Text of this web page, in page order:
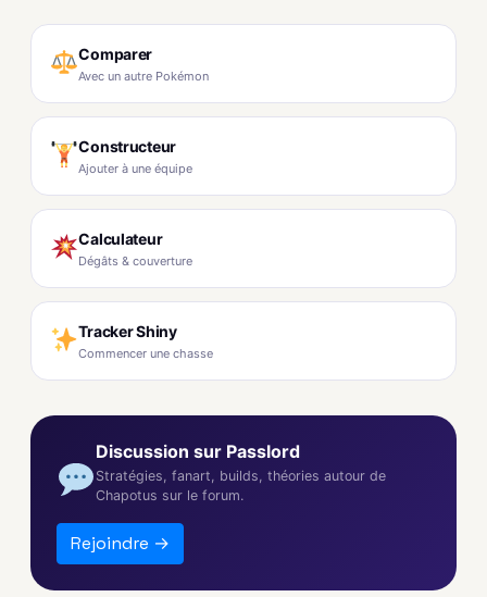
Comparer
Avec un autre Pokémon
Constructeur
Ajouter à une équipe
Calculateur
Dégâts & couverture
Tracker Shiny
Commencer une chasse
Discussion sur Passlord
Stratégies, fanart, builds, théories autour de
Chapotus sur le forum.
Rejoindre →